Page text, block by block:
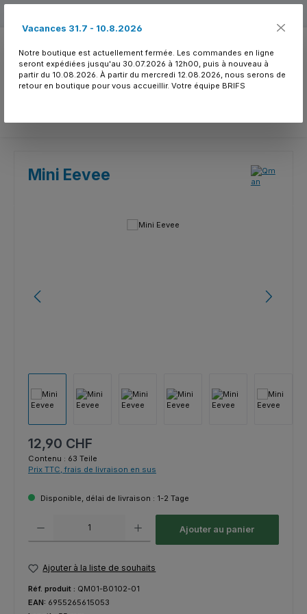
Mini Eevee
Prix régulier :
12,90 CHF
Contenu : 63 Teile
Prix TTC, frais de livraison en sus
Disponible, délai de livraison : 1-2 Tage
Ajouter au panier
Ajouter à la liste de souhaits
Réf. produit : QM01-B0102-01
EAN: 6955265615053
Vacances 31.7 - 10.8.2026
Notre boutique est actuellement fermée. Les commandes en ligne
seront expédiées jusqu'au 30.07.2026 à 12h00, puis à nouveau à
partir du 10.08.2026. À partir du mercredi 12.08.2026, nous serons de
retour en boutique pour vous accueillir. Votre équipe BRIFS